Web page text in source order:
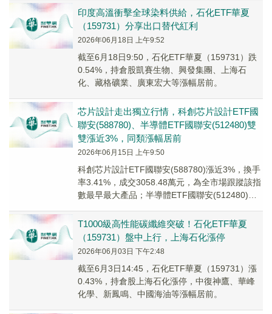
印度高溫衝擊全球染料供給，石化ETF華夏
（159731）分享出口替代紅利
2026年06月18日 上午9:52
截至6月18日9:50，石化ETF華夏（159731）跌
0.54%，持倉股凱賽生物、興發集團、上海石
化、藏格礦業、廣東宏大等漲幅居前。
芯片設計走出獨立行情，科創芯片設計ETF國
聯安(588780)、半導體ETF國聯安(512480)雙
雙漲近3%，同類漲幅居前
2026年06月15日 上午9:50
科創芯片設計ETF國聯安(588780)漲近3%，換手
率3.41%，成交3058.48萬元，為全市場跟蹤該指
數最早最大產品；半導體ETF國聯安(512480)漲
T1000級高性能碳纖維突破！石化ETF華夏
（159731）盤中上行，上海石化漲停
2026年06月03日 下午2:48
截至6月3日14:45，石化ETF華夏（159731）漲
0.43%，持倉股上海石化漲停，中復神鷹、華峰
化學、新鳳鳴、中國海油等漲幅居前。